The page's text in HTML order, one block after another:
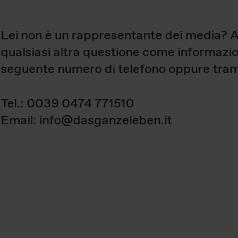
Lei non è un rappresentante dei media?
qualsiasi altra questione come
seguente numero di telefono oppure
Tel.: 0039 0474 771510
Email: info@dasganzeleben.it